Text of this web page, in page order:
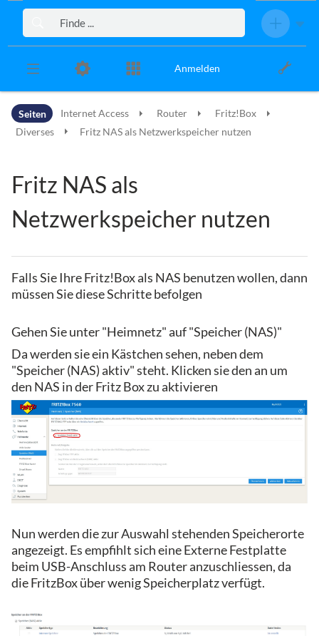
Zur Kopfleiste
Zur Hauptnavigation
Zu den Seitenwerkzeugen
Anmelden
Seiten Internet Access Router
Fritz!Box
Diverses
Fritz NAS als Netzwerkspeicher nutzen
Fritz NAS als
Netzwerkspeicher nutzen
Falls Sie Ihre Fritz!Box als NAS benutzen wollen, dann
müssen Sie diese Schritte befolgen
Gehen Sie unter "Heimnetz" auf "Speicher (NAS)"
Da werden sie ein Kästchen sehen, neben dem
"Speicher (NAS) aktiv" steht. Klicken sie den an um
den NAS in der Fritz Box zu aktivieren
Nun werden die zur Auswahl stehenden Speicherorte
angezeigt. Es empfihlt sich eine Externe Festplatte
beim USB-Anschluss am Router anzuschliessen, da
die FritzBox über wenig Speicherplatz verfügt.